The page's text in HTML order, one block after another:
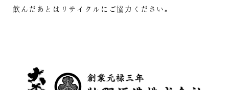
飲んだあとはリサイクルにご協力ください。